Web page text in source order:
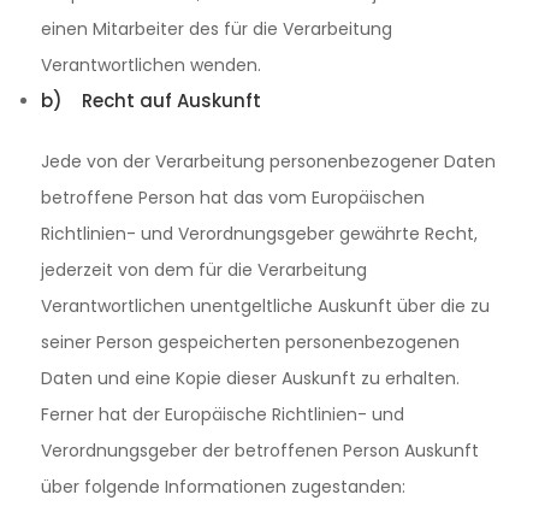
einen Mitarbeiter des für die Verarbeitung
Verantwortlichen wenden.
b) Recht auf Auskunft
Jede von der Verarbeitung personenbezogener Daten
betroffene Person hat das vom Europäischen
Richtlinien- und Verordnungsgeber gewährte Recht,
jederzeit von dem für die Verarbeitung
Verantwortlichen unentgeltliche Auskunft über die zu
seiner Person gespeicherten personenbezogenen
Daten und eine Kopie dieser Auskunft zu erhalten.
Ferner hat der Europäische Richtlinien- und
Verordnungsgeber der betroffenen Person Auskunft
über folgende Informationen zugestanden: